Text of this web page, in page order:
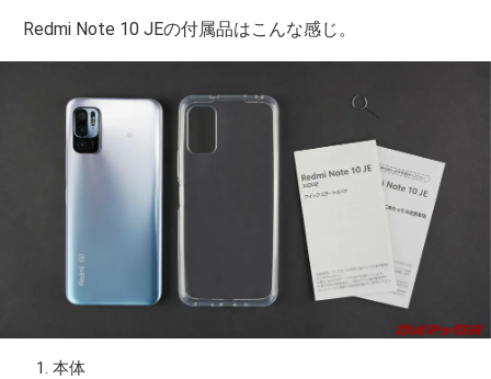
Redmi Note 10 JEの付属品はこんな感じ。
本体